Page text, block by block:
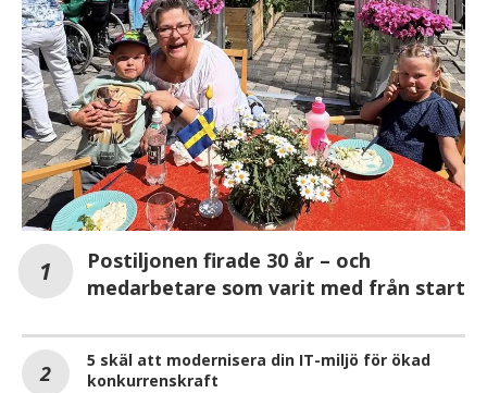
Postiljonen firade 30 år – och
medarbetare som varit med från start
5 skäl att modernisera din IT-miljö för ökad
konkurrenskraft